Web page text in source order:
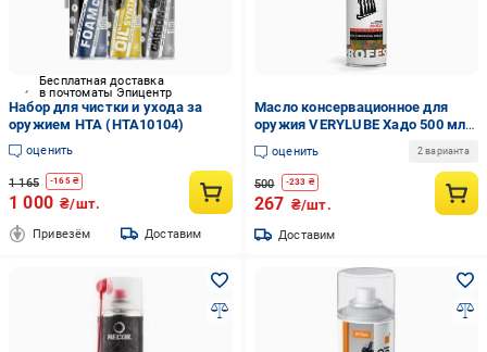
Бесплатная доставка
в почтоматы Эпицентр
Набор для чистки и ухода за
оружием HTA (HTA10104)
оценить
1 165 -165₴
1 000 ₴/шт.
Привезём Доставим
Масло консервационное для
оружия VERYLUBE Хадо 500 мл
(XB 40904_7)
оценить 2 варианта
500 -233 ₴
267 ₴/шт.
Доставим